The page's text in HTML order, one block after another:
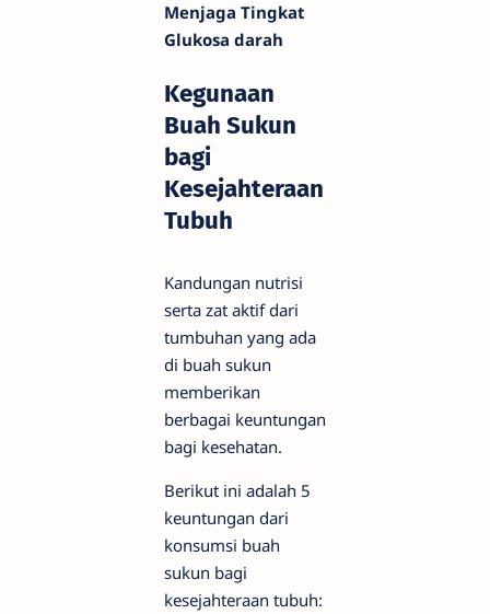
Menjaga Tingkat
Glukosa darah
Kegunaan
Buah Sukun
bagi
Kesejahteraan
Tubuh
Kandungan nutrisi
serta zat aktif dari
tumbuhan yang ada
di buah sukun
memberikan
berbagai keuntungan
bagi kesehatan.
Berikut ini adalah 5
keuntungan dari
konsumsi buah
sukun bagi
kesejahteraan tubuh: